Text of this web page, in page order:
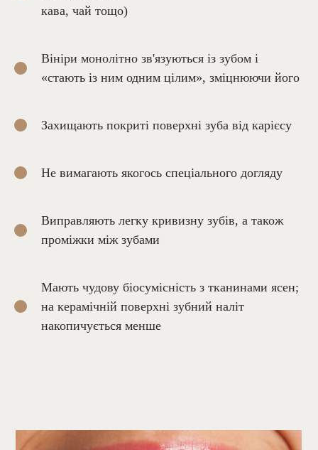
кава, чай тощо)
Вініри монолітно зв'язуються із зубом і
«стають із ним одним цілим», зміцнюючи його
Захищають покриті поверхні зуба від карієсу
Не вимагають якогось спеціального догляду
Виправляють легку кривизну зубів, а також
проміжки між зубами
Мають чудову біосумісність з тканинами ясен;
на керамічній поверхні зубний наліт
накопичується менше